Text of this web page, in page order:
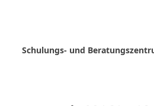
Schulungs- und